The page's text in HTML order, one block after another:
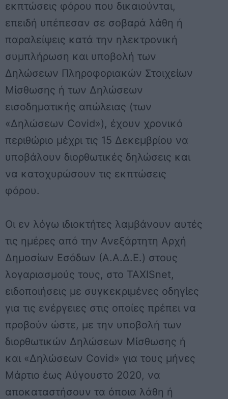
εκπτώσεις φόρου που δικαιούνται,
επειδή υπέπεσαν σε σοβαρά λάθη ή
παραλείψεις κατά την ηλεκτρονική
συμπλήρωση και υποβολή των
Δηλώσεων Πληροφοριακών Στοιχείων
Μίσθωσης ή των Δηλώσεων
εισοδηματικής απώλειας (των
«Δηλώσεων Covid»), έχουν χρονικό
περιθώριο μέχρι τις 15 Δεκεμβρίου να
υποβάλουν διορθωτικές δηλώσεις και
να κατοχυρώσουν τις εκπτώσεις
φόρου.
Οι εν λόγω ιδιοκτήτες λαμβάνουν αυτές
τις ημέρες από την Ανεξάρτητη Αρχή
Δημοσίων Εσόδων (Α.Α.Δ.Ε.) στους
λογαριασμούς τους, στο TAXISnet,
ειδοποιήσεις με συγκεκριμένες οδηγίες
για τις ενέργειες στις οποίες πρέπει να
προβούν ώστε, με την υποβολή των
διορθωτικών Δηλώσεων Μίσθωσης ή
και «Δηλώσεων Covid» για τους μήνες
Μάρτιο έως Αύγουστο 2020, να
αποκαταστήσουν τα όποια λάθη ή